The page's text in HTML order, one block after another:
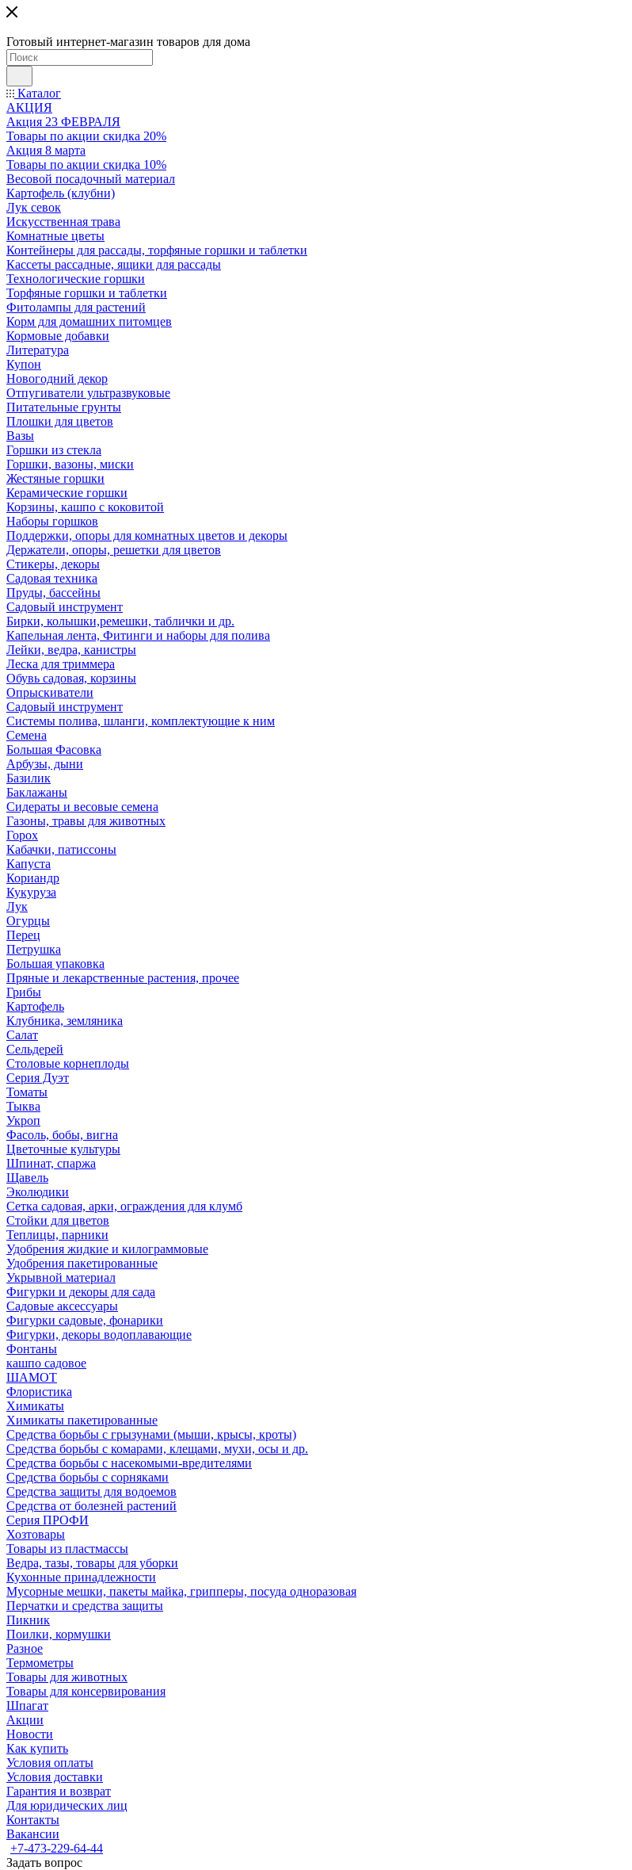
Готовый интернет-магазин товаров для дома
Каталог
АКЦИЯ
Акция 23 ФЕВРАЛЯ
Товары по акции скидка 20%
Акция 8 марта
Товары по акции скидка 10%
Весовой посадочный материал
Картофель (клубни)
Лук севок
Искусственная трава
Комнатные цветы
Контейнеры для рассады, торфяные горшки и таблетки
Кассеты рассадные, ящики для рассады
Технологические горшки
Торфяные горшки и таблетки
Фитолампы для растений
Корм для домашних питомцев
Кормовые добавки
Литература
Купон
Новогодний декор
Отпугиватели ультразвуковые
Питательные грунты
Плошки для цветов
Вазы
Горшки из стекла
Горшки, вазоны, миски
Жестяные горшки
Керамические горшки
Корзины, кашпо с коковитой
Наборы горшков
Поддержки, опоры для комнатных цветов и декоры
Держатели, опоры, решетки для цветов
Стикеры, декоры
Садовая техника
Пруды, бассейны
Садовый инструмент
Бирки, колышки,ремешки, таблички и др.
Капельная лента, Фитинги и наборы для полива
Лейки, ведра, канистры
Леска для триммера
Обувь садовая, корзины
Опрыскиватели
Садовый инструмент
Системы полива, шланги, комплектующие к ним
Семена
Большая Фасовка
Арбузы, дыни
Базилик
Баклажаны
Сидераты и весовые семена
Газоны, травы для животных
Горох
Кабачки, патиссоны
Капуста
Кориандр
Кукуруза
Лук
Огурцы
Перец
Петрушка
Большая упаковка
Пряные и лекарственные растения, прочее
Грибы
Картофель
Клубника, земляника
Салат
Сельдерей
Столовые корнеплоды
Серия Дуэт
Томаты
Тыква
Укроп
Фасоль, бобы, вигна
Цветочные культуры
Шпинат, спаржа
Щавель
Эколюдики
Сетка садовая, арки, ограждения для клумб
Стойки для цветов
Теплицы, парники
Удобрения жидкие и килограммовые
Удобрения пакетированные
Укрывной материал
Фигурки и декоры для сада
Садовые аксессуары
Фигурки садовые, фонарики
Фигурки, декоры водоплавающие
Фонтаны
кашпо садовое
ШАМОТ
Флористика
Химикаты
Химикаты пакетированные
Средства борьбы с грызунами (мыши, крысы, кроты)
Средства борьбы с комарами, клещами, мухи, осы и др.
Средства борьбы с насекомыми-вредителями
Средства борьбы с сорняками
Средства защиты для водоемов
Средства от болезней растений
Серия ПРОФИ
Хозтовары
Товары из пластмассы
Ведра, тазы, товары для уборки
Кухонные принадлежности
Мусорные мешки, пакеты майка, грипперы, посуда одноразовая
Перчатки и средства защиты
Пикник
Поилки, кормушки
Разное
Термометры
Товары для животных
Товары для консервирования
Шпагат
Акции
Новости
Как купить
Условия оплаты
Условия доставки
Гарантия и возврат
Для юридических лиц
Контакты
Вакансии
+7-473-229-64-44
Задать вопрос